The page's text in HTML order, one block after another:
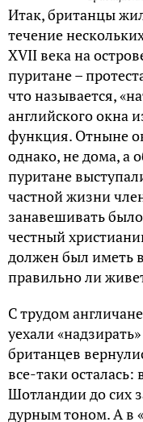
Итак, британцы
течение
XVII века на
пуритане –
что называется,
английского окна
функция. Отныне
однако, не дома, а
пуритане
частной жизни
занавешивать
честный
должен был иметь
правильно ли
С трудом
уехали
британцев
все-таки осталась:
Шотландии до сих
дурным тоном. А в